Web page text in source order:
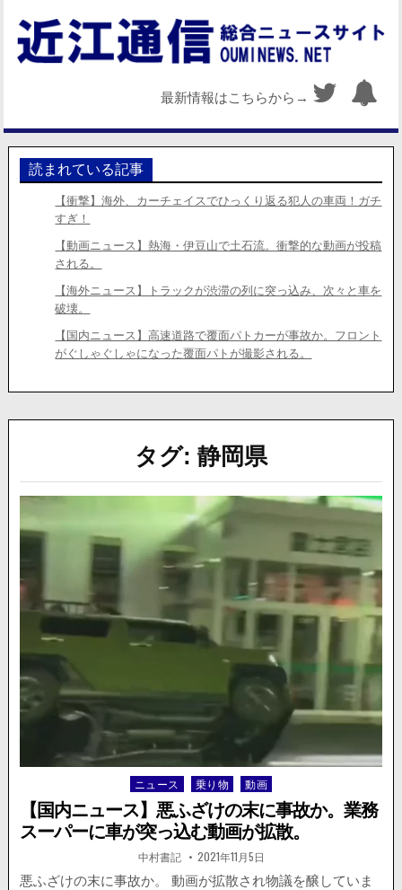
最新情報はこちらから→
読まれている記事
【衝撃】海外、カーチェイスでひっくり返る犯人の車両！ガチ
すぎ！
【動画ニュース】熱海・伊豆山で土石流。衝撃的な動画が投稿
される。
【海外ニュース】トラックが渋滞の列に突っ込み、次々と車を
破壊。
【国内ニュース】高速道路で覆面パトカーが事故か。フロント
がぐしゃぐしゃになった覆面パトが撮影される。
タグ: 静岡県
Posted
in
ニュース 乗り物 動画
【国内ニュース】悪ふざけの末に事故か。業務
スーパーに車が突っ込む動画が拡散。
著
者:
中村書記 掲
載
日：
2021年11月5日
悪ふざけの末に事故か。 動画が拡散され物議を醸していま